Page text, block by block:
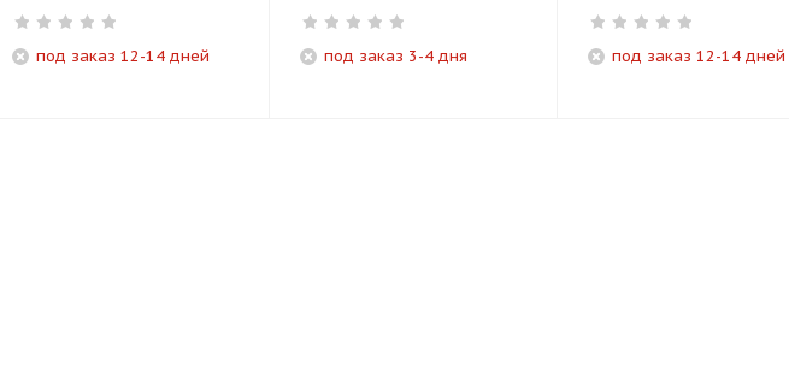
под заказ 12-14 дней под заказ 3-4 дня под заказ 12-14 дней